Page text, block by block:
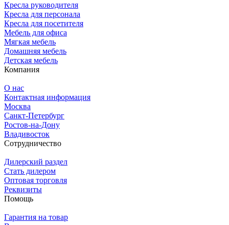
Кресла руководителя
Кресла для персонала
Кресла для посетителя
Мебель для офиса
Мягкая мебель
Домашняя мебель
Детская мебель
Компания
О нас
Контактная информация
Москва
Санкт-Петербург
Ростов-на-Дону
Владивосток
Сотрудничество
Дилерский раздел
Стать дилером
Оптовая торговля
Реквизиты
Помощь
Гарантия на товар